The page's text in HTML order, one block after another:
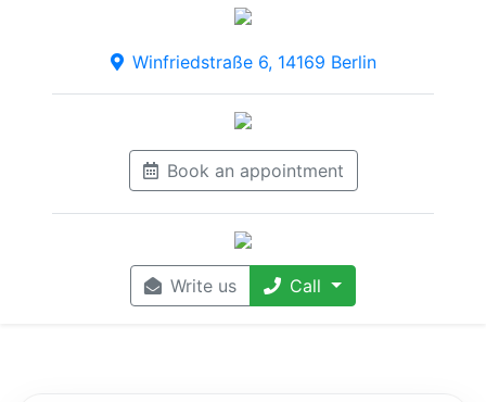
Winfriedstraße 6, 14169 Berlin
Book an appointment
Write us Call